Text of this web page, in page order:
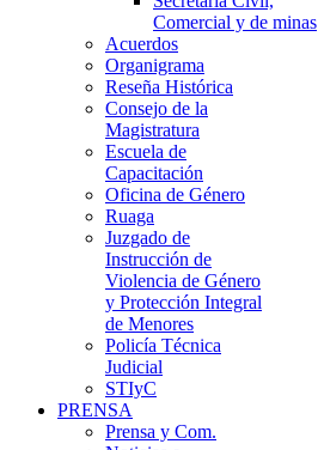
Comercial y de minas
Acuerdos
Organigrama
Reseña Histórica
Consejo de la
Magistratura
Escuela de
Capacitación
Oficina de Género
Ruaga
Juzgado de
Instrucción de
Violencia de Género
y Protección Integral
de Menores
Policía Técnica
Judicial
STIyC
PRENSA
Prensa y Com.